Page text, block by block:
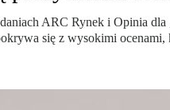
ARC Rynek i Opinia
się z wysokimi